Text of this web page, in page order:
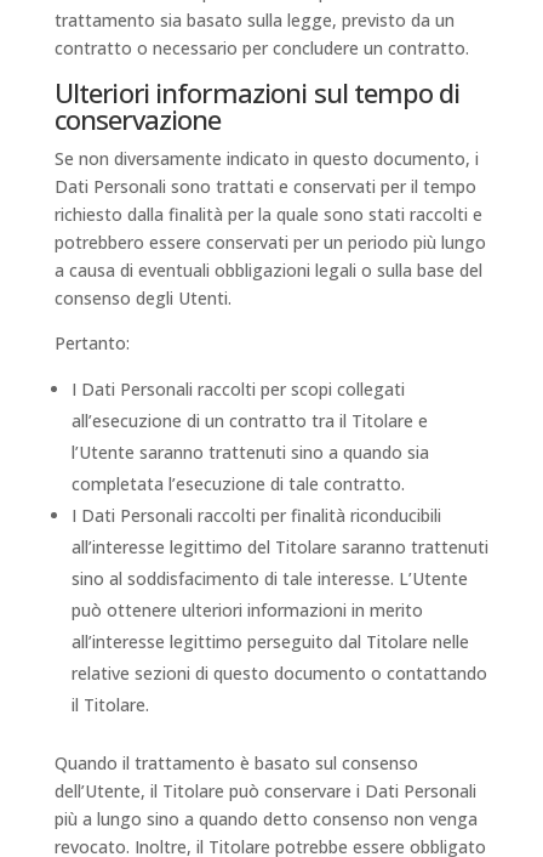
trattamento sia basato sulla legge, previsto da un
contratto o necessario per concludere un contratto.
Ulteriori informazioni sul tempo di
conservazione
Se non diversamente indicato in questo documento, i
Dati Personali sono trattati e conservati per il tempo
richiesto dalla finalità per la quale sono stati raccolti e
potrebbero essere conservati per un periodo più lungo
a causa di eventuali obbligazioni legali o sulla base del
consenso degli Utenti.
Pertanto:
I Dati Personali raccolti per scopi collegati
all’esecuzione di un contratto tra il Titolare e
l’Utente saranno trattenuti sino a quando sia
completata l’esecuzione di tale contratto.
I Dati Personali raccolti per finalità riconducibili
all’interesse legittimo del Titolare saranno trattenuti
sino al soddisfacimento di tale interesse. L’Utente
può ottenere ulteriori informazioni in merito
all’interesse legittimo perseguito dal Titolare nelle
relative sezioni di questo documento o contattando
il Titolare.
Quando il trattamento è basato sul consenso
dell’Utente, il Titolare può conservare i Dati Personali
più a lungo sino a quando detto consenso non venga
revocato. Inoltre, il Titolare potrebbe essere obbligato